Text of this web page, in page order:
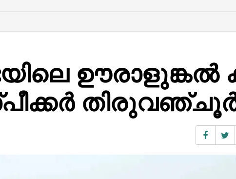
ഊരാളുങ്കൽ
സ്പീക്കർ